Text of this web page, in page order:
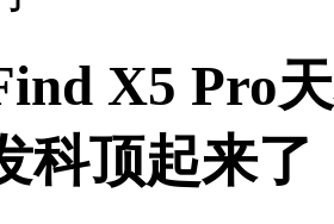
X5 Pro
科顶起来了